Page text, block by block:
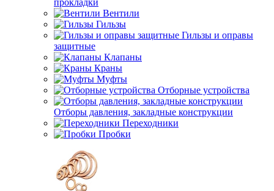
прокладки
Вентили
Гильзы
Гильзы и оправы
защитные
Клапаны
Краны
Муфты
Отборные устройства
Отборы давления, закладные конструкции
Переходники
Пробки